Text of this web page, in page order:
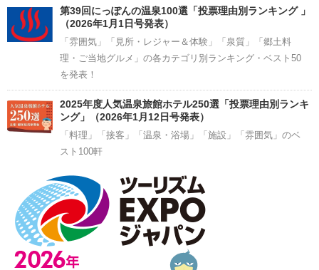
第39回にっぽんの温泉100選「投票理由別ランキング 」
（2026年1月1日号発表）
「雰囲気」「見所・レジャー＆体験」「泉質」「郷土料
理・ご当地グルメ」の各カテゴリ別ランキング・ベスト50
を発表！
2025年度人気温泉旅館ホテル250選「投票理由別ランキ
ング」（2026年1月12日号発表）
「料理」「接客」「温泉・浴場」「施設」「雰囲気」のベ
スト100軒